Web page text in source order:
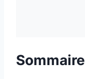
Sommaire